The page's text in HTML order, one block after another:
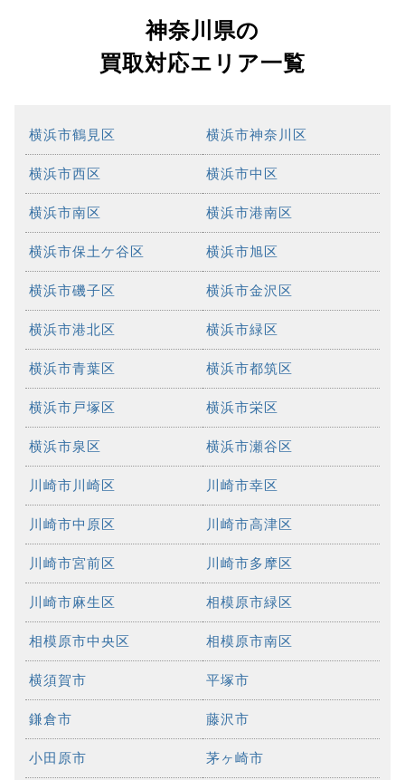
神奈川県の
買取対応エリア一覧
横浜市鶴見区 横浜市神奈川区
横浜市西区 横浜市中区
横浜市南区 横浜市港南区
横浜市保土ケ谷区 横浜市旭区
横浜市磯子区 横浜市金沢区
横浜市港北区 横浜市緑区
横浜市青葉区 横浜市都筑区
横浜市戸塚区 横浜市栄区
横浜市泉区 横浜市瀬谷区
川崎市川崎区 川崎市幸区
川崎市中原区 川崎市高津区
川崎市宮前区 川崎市多摩区
川崎市麻生区 相模原市緑区
相模原市中央区 相模原市南区
横須賀市 平塚市
鎌倉市 藤沢市
小田原市 茅ヶ崎市